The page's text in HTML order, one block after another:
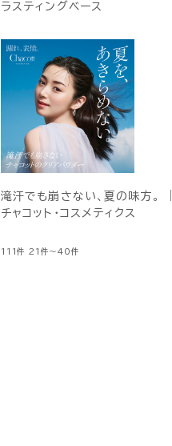
ラスティングベース
滝汗でも崩さない、夏の味方。 ｜
チャコット・コスメティクス
111件 21件～40件